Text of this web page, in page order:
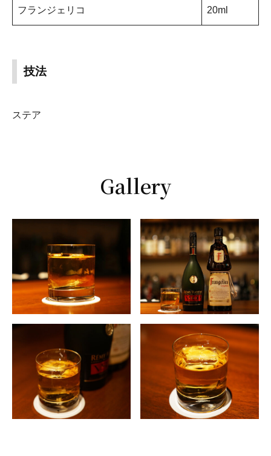
フランジェリコ 20ml
技法
ステア
Gallery